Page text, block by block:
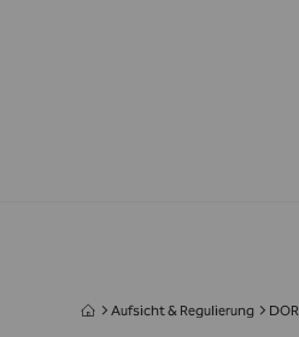
Aufsicht & Regulierung